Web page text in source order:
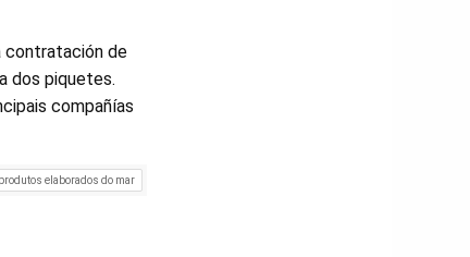
contratación de
dos piquetes.
compañías
produtos elaborados do mar